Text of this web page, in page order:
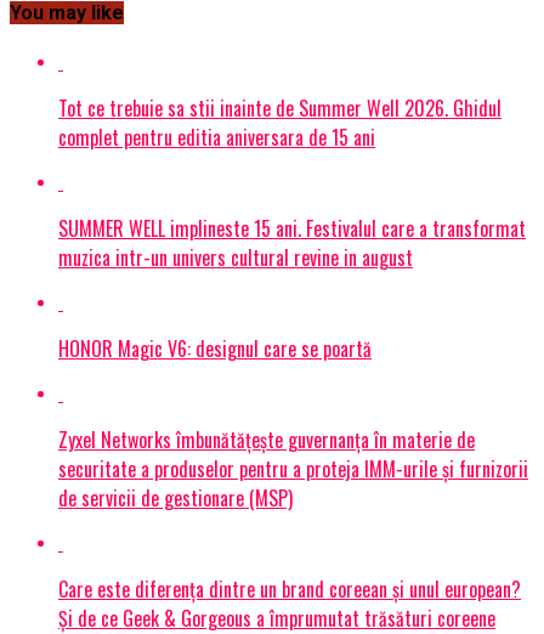
You may like
Tot ce trebuie sa stii inainte de Summer Well 2026. Ghidul
complet pentru editia aniversara de 15 ani
SUMMER WELL implineste 15 ani. Festivalul care a transformat
muzica intr-un univers cultural revine in august
HONOR Magic V6: designul care se poartă
Zyxel Networks îmbunătățește guvernanța în materie de
securitate a produselor pentru a proteja IMM-urile și furnizorii
de servicii de gestionare (MSP)
Care este diferența dintre un brand coreean și unul european?
Și de ce Geek & Gorgeous a împrumutat trăsături coreene